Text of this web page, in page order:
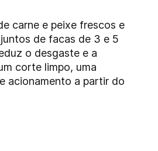
carne e peixe frescos e
de facas de 3 e 5
o desgaste e a
corte limpo, uma
acionamento a partir do